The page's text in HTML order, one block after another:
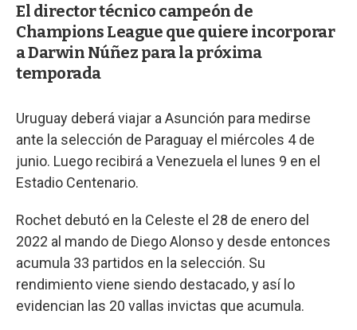
El director técnico campeón de
Champions League que quiere incorporar
a Darwin Núñez para la próxima
temporada
Uruguay deberá viajar a Asunción para medirse
ante la selección de Paraguay el miércoles 4 de
junio. Luego recibirá a Venezuela el lunes 9 en el
Estadio Centenario.
Rochet debutó en la Celeste el 28 de enero del
2022 al mando de Diego Alonso y desde entonces
acumula 33 partidos en la selección. Su
rendimiento viene siendo destacado, y así lo
evidencian las 20 vallas invictas que acumula.